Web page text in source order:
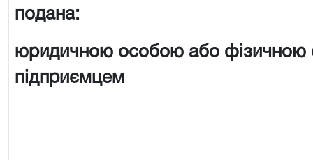
подана:
юридичною особою або
підприємцем